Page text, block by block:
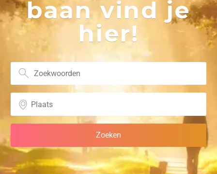
baan vind je
hier!